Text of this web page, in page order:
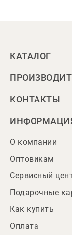
КАТАЛОГ
КОНТАКТЫ
О компании
Оптовикам
Сервисный
Подарочные
Как купить
Оплата